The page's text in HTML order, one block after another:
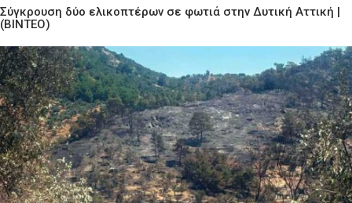
Σύγκρουση δύο ελικοπτέρων σε φωτιά στην Δυτική Αττική |
(ΒΙΝΤΕΟ)